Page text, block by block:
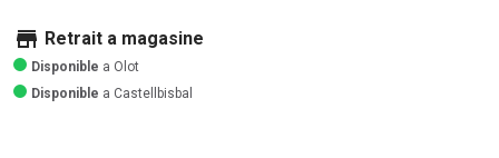
store Retrait a magasine
Disponible a Olot
Disponible a Castellbisbal